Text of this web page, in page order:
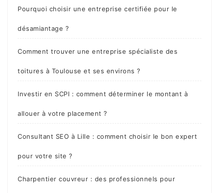
Pourquoi choisir une entreprise certifiée pour le
désamiantage ?
Comment trouver une entreprise spécialiste des
toitures à Toulouse et ses environs ?
Investir en SCPI : comment déterminer le montant à
allouer à votre placement ?
Consultant SEO à Lille : comment choisir le bon expert
pour votre site ?
Charpentier couvreur : des professionnels pour